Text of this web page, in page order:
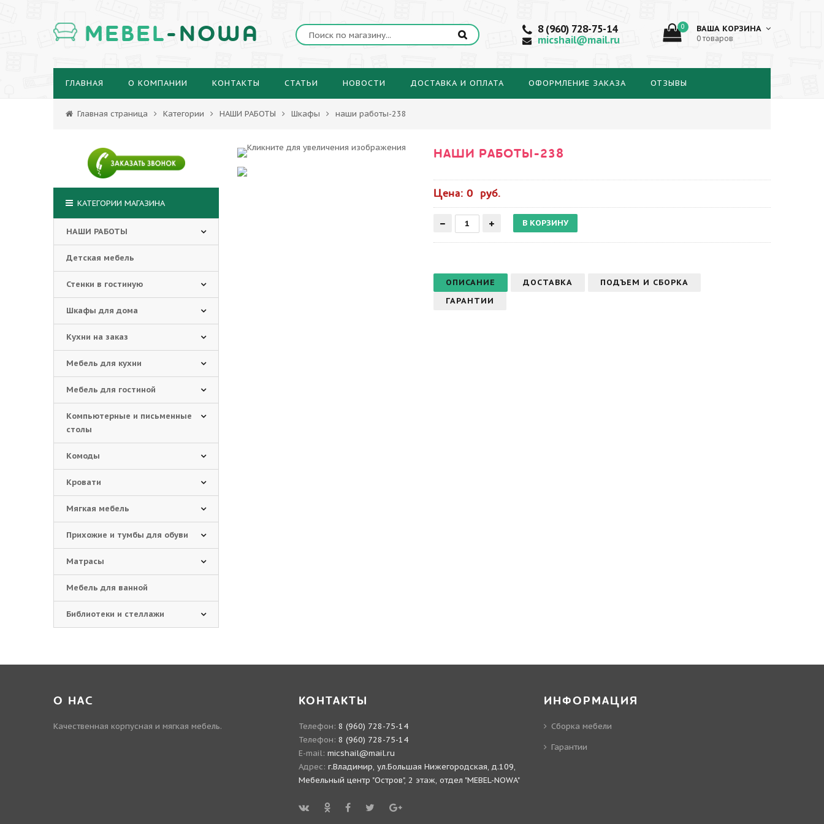
MEBEL-NOWA
8 (960) 728-75-14
micshail@mail.ru
0 ВАША КОРЗИНА
0 товаров
ГЛАВНАЯ О КОМПАНИИ КОНТАКТЫ СТАТЬИ НОВОСТИ ДОСТАВКА И ОПЛАТА ОФОРМЛЕНИЕ ЗАКАЗА ОТЗЫВЫ
Главная страница Категории НАШИ РАБОТЫ Шкафы наши работы-238
НАШИ РАБОТЫ-238
Цена: 0 руб.
ОПИСАНИЕ ДОСТАВКА
ПОДЪЕМ И СБОРКА
ГАРАНТИИ
КАТЕГОРИИ МАГАЗИНА
НАШИ РАБОТЫ
Детская мебель
Стенки в гостиную
Шкафы для дома
Кухни на заказ
Мебель для кухни
Мебель для гостиной
Компьютерные и письменные
столы
Комоды
Кровати
Мягкая мебель
Прихожие и тумбы для обуви
Матрасы
Мебель для ванной
Библиотеки и стеллажи
О НАС
Качественная корпусная и мягкая мебель.
КОНТАКТЫ
Телефон: 8 (960) 728-75-14
Телефон: 8 (960) 728-75-14
E-mail: micshail@mail.ru
Адрес: г.Владимир, ул.Большая Нижегородская, д.109,
Мебельный центр "Остров", 2 этаж, отдел "MEBEL-NOWA"
ИНФОРМАЦИЯ
Сборка мебели
Гарантии